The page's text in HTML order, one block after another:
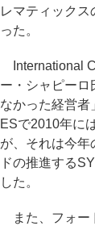
レマティック
った。
International
ー・シャピーロ
なかった経営者
ESで2010年に
が、それは今年
ドの推進する
した。
また、フォー